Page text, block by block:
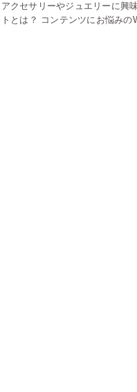
客様も歓迎。
ンセプトの策定か
計を具現化するサ
クセサリーやジュエリーに興
とは？ コンテンツにお悩みの